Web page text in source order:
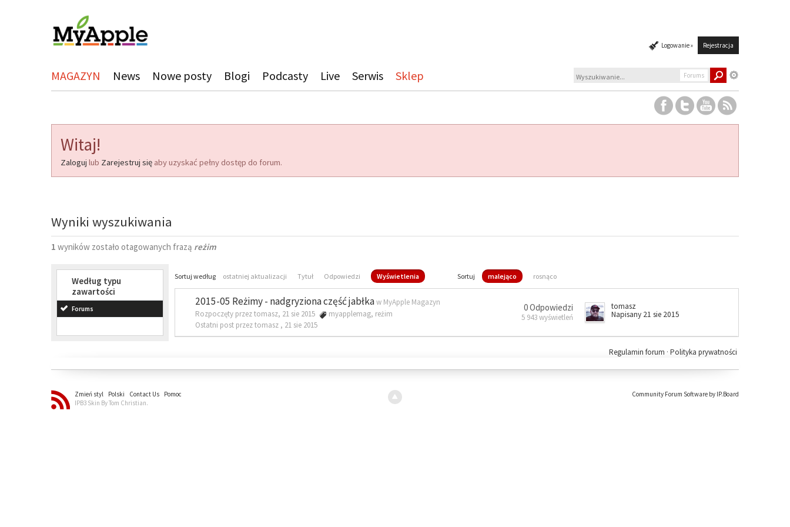
Logowanie » Rejestracja
MAGAZYN News Nowe posty Blogi Podcasty Live Serwis Sklep Forums
Witaj!
Zaloguj lub Zarejestruj się aby uzyskać pełny dostęp do forum.
Wyniki wyszukiwania
1 wyników zostało otagowanych frazą reżim
Według typu
zawartości
Forums
Sortuj według ostatniej aktualizacji Tytuł Odpowiedzi Wyświetlenia Sortuj malejąco rosnąco
2015-05 Reżimy - nadgryziona część jabłkaw MyApple Magazyn
Rozpoczęty przez tomasz, 21 sie 2015
myapplemag, reżim
Ostatni post przez tomasz , 21 sie 2015
0 Odpowiedzi
5 943 wyświetleń
tomasz
Napisany 21 sie 2015
Polityka prywatności
Regulamin forum ·
Zmień styl Polski Contact Us
Pomoc
IPB3 Skin By Tom Christian.
Community Forum Software by IP.Board